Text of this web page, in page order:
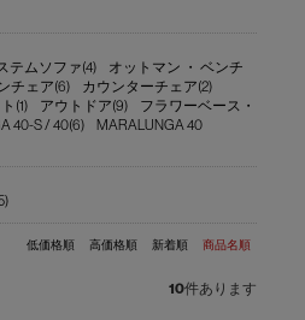
テムソファ(4)
オットマン ・ ベンチ
チェア(6)
カウンターチェア(2)
(1) アウトドア(9)
フラワーベース・
40-S / 40(6)
MARALUNGA 40
低価格順 高価格順 新着順 商品名順
10件あります